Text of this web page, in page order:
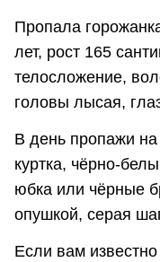
Пропала
лет, рост 165
телосложение,
головы лысая,
В день пропажи
куртка, чёрно-
юбка или чёрные
опушкой, серая
Если вам